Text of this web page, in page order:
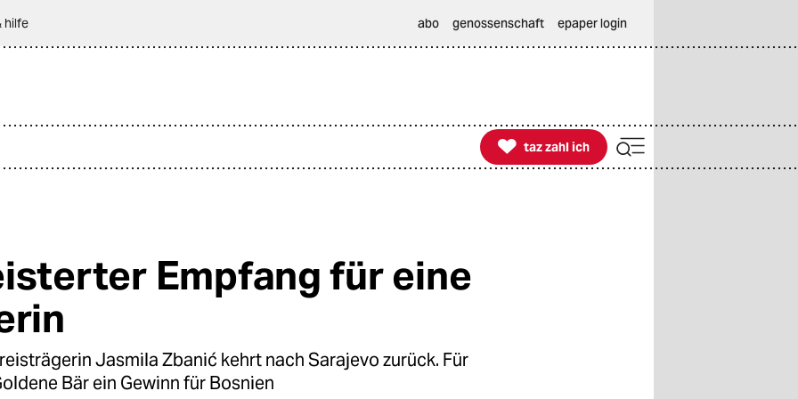
hilfe abo genossenschaft epaper login

taz zahl ich
taz zahl ich
Empfang für eine
Jasmila Zbanić kehrt nach Sarajevo zurück. Für
Bär ein Gewinn für Bosnien